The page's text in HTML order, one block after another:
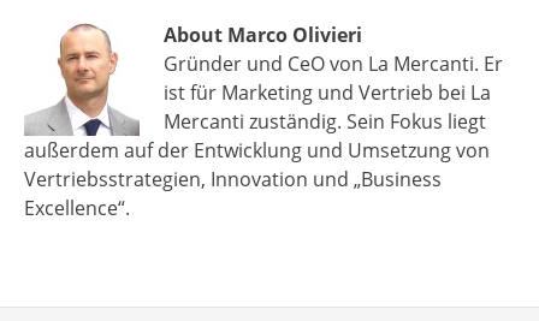
About Marco Olivieri
Gründer und CeO von La Mercanti. Er
ist für Marketing und Vertrieb bei La
Mercanti zuständig. Sein Fokus liegt
außerdem auf der Entwicklung und Umsetzung von
Vertriebsstrategien, Innovation und „Business
Excellence“.